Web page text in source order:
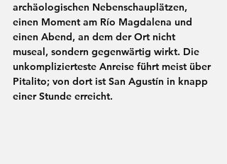
archäologischen Nebenschauplätzen,
einen Moment am Río Magdalena und
einen Abend, an dem der Ort nicht
museal, sondern gegenwärtig wirkt. Die
unkomplizierteste Anreise führt meist über
Pitalito; von dort ist San Agustín in knapp
einer Stunde erreicht.